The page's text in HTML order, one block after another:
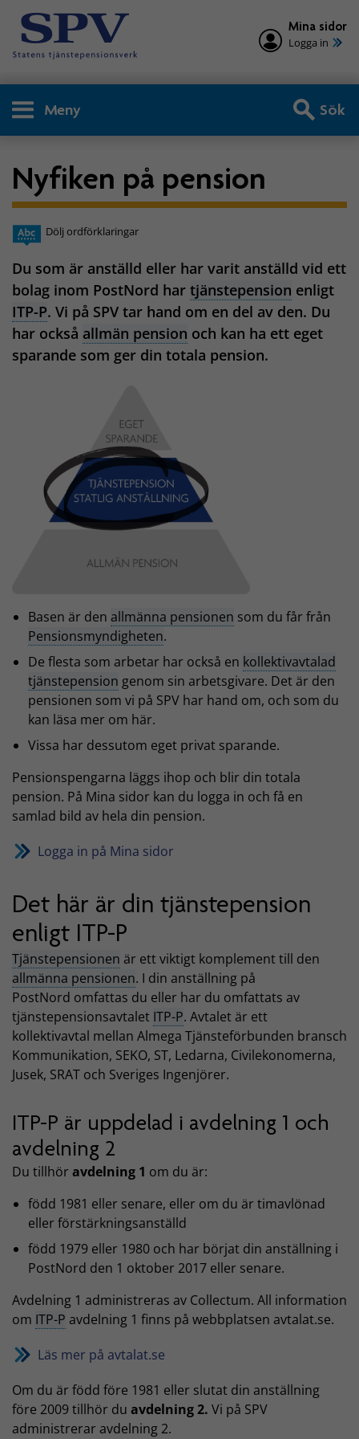
Mina sidor
Logga in
Meny Sök
Nyfiken på pension
Dölj ordförklaringar
Du som är anställd eller har varit anställd vid ett
bolag inom PostNord har tjänstepension enligt
ITP-P. Vi på SPV tar hand om en del av den. Du
har också allmän pension och kan ha ett eget
sparande som ger din totala pension.
Basen är den allmänna pensionen som du får från
Pensionsmyndigheten.
De flesta som arbetar har också en kollektivavtalad
tjänstepension genom sin arbetsgivare. Det är den
pensionen som vi på SPV har hand om, och som du
kan läsa mer om här.
Vissa har dessutom eget privat sparande.
Pensionspengarna läggs ihop och blir din totala
pension. På Mina sidor kan du logga in och få en
samlad bild av hela din pension.
Logga in på Mina sidor
Det här är din tjänstepension
enligt ITP-P
Tjänstepensionen är ett viktigt komplement till den
allmänna pensionen. I din anställning på
PostNord omfattas du eller har du omfattats av
tjänstepensionsavtalet ITP-P. Avtalet är ett
kollektivavtal mellan Almega Tjänsteförbunden bransch
Kommunikation, SEKO, ST, Ledarna, Civilekonomerna,
Jusek, SRAT och Sveriges Ingenjörer.
ITP-P är uppdelad i avdelning 1 och
avdelning 2
Du tillhör avdelning 1 om du är:
född 1981 eller senare, eller om du är timavlönad
eller förstärkningsanställd
född 1979 eller 1980 och har börjat din anställning i
PostNord den 1 oktober 2017 eller senare.
Avdelning 1 administreras av Collectum. All information
om ITP-P avdelning 1 finns på webbplatsen avtalat.se.
Läs mer på avtalat.se
Om du är född före 1981 eller slutat din anställning
före 2009 tillhör du avdelning 2. Vi på SPV
administrerar avdelning 2.